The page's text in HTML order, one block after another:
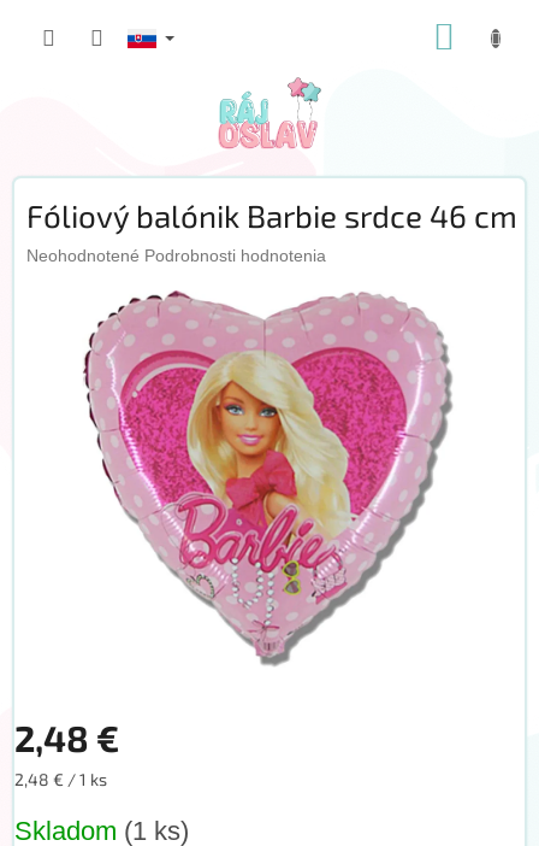
Fóliový balónik Barbie srdce 46 cm
Priemerné
hviezdičiek.
Neohodnotené Podrobnosti hodnotenia
2,48 €
Jednotková
2,48 € / 1 ks
Skladom (1 ks)